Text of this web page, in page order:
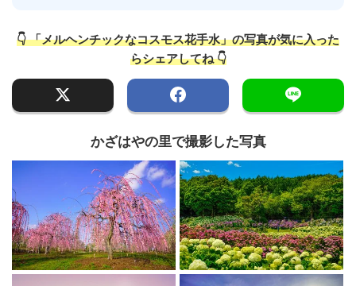
👇 「メルヘンチックなコスモス花手水」の写真が気に入った
らシェアしてね 👇
かざはやの里で撮影した写真